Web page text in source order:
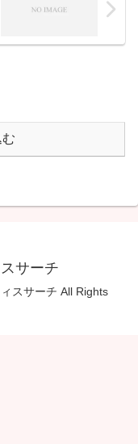
サーチ
スサーチ All Rights